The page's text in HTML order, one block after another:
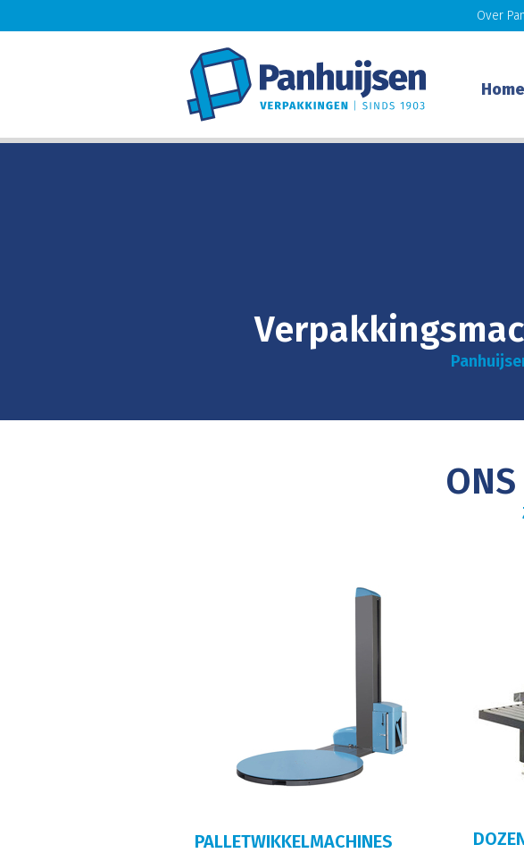
Over
Home
PALLETWIKKELMACHINES